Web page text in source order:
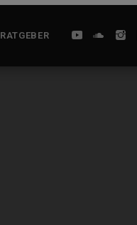
RATGEBER